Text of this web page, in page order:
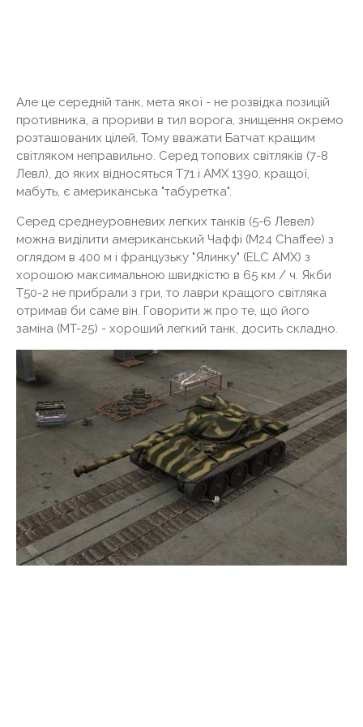
Але це середній танк, мета якої - не розвідка позицій
противника, а прориви в тил ворога, знищення окремо
розташованих цілей. Тому вважати Батчат кращим
світляком неправильно. Серед топових світляків (7-8
Левл), до яких відносяться Т71 і AMX 1390, кращої,
мабуть, є американська "табуретка".
Серед среднеуровневих легких танків (5-6 Левел)
можна виділити американський Чаффі (M24 Chaffee) з
оглядом в 400 м і французьку "Ялинку" (ELC AMX) з
хорошою максимальною швидкістю в 65 км / ч. Якби
Т50-2 не прибрали з гри, то лаври кращого світляка
отримав би саме він. Говорити ж про те, що його
заміна (MT-25) - хороший легкий танк, досить складно.